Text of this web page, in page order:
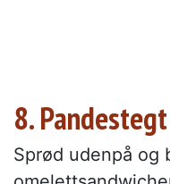
8.
Sprød udenpå og